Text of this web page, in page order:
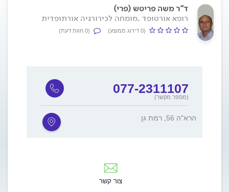
ד"ר משה פריטש (פרי)
רופא אורטופד ,מומחה לכירורגיה אורתופדית
(0 דירוג ממוצע) (0 חוות דעת)
077-2311107
(מספר מקשר)
הרא"ה 56, רמת גן
צור קשר